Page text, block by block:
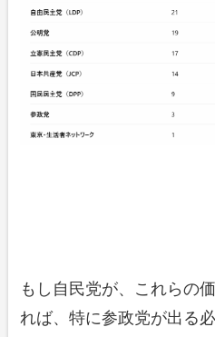
もし自民党が、これらの
れば、特に参政党が出る